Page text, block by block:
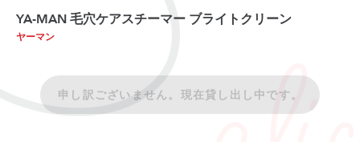
YA-MAN 毛穴ケアスチーマー ブライトクリーン
ヤーマン
申し訳ございません。現在貸し出し中です。